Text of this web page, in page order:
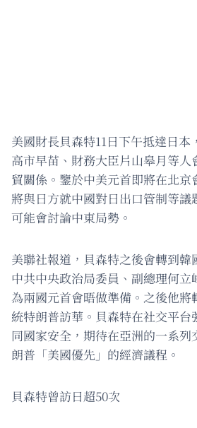
美國財長貝森特11日下午抵達日本
高市早苗、財務大臣片山皋月等人
貿關係。鑒於中美元首即將在北京
將與日方就中國對日出口管制等議
可能會討論中東局勢。
美聯社報道，貝森特之後會轉到韓
中共中央政治局委員、副總理何立
為兩國元首會晤做準備。之後他將
統特朗普訪華。貝森特在社交平台
同國家安全，期待在亞洲的一系
朗普「美國優先」的經濟議程。
貝森特曾訪日超50次